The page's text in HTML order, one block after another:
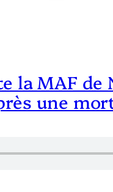
la MAF de
une